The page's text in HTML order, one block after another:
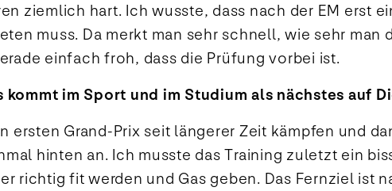
ziemlich hart. Ich wusste, dass nach der EM erst
muss. Da merkt man sehr schnell, wie sehr
einfach froh, dass die Prüfung vorbei ist.
im Sport und im Studium als nächstes auf
ersten Grand-Prix seit längerer Zeit kämpfen und
hinten an. Ich musste das Training zuletzt ein
richtig fit werden und Gas geben. Das Fernziel ist